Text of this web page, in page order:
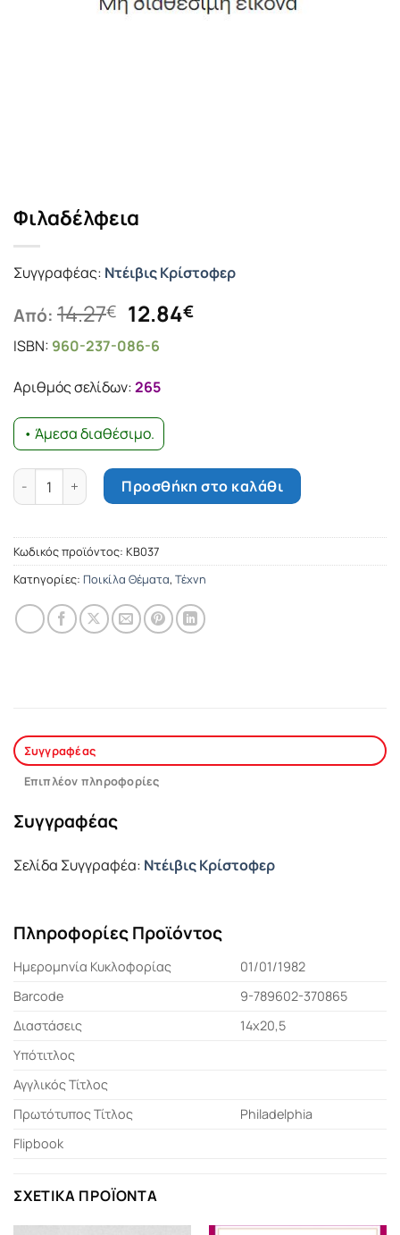
Φιλαδέλφεια
Συγγραφέας: Ντέιβις Κρίστοφερ
Από: 14.27€ Original
price
was:
14.27€.
12.84€Η
ISBN: 960-237-086-6
Αριθμός σελίδων:265
• Άμεσα διαθέσιμο.
Φιλαδέλφεια ποσότηταΠροσθήκη στο καλάθι
Κωδικός προϊόντος: ΚΒ037
Κατηγορίες: Ποικίλα Θέματα, Τέχνη
Συγγραφέας
Επιπλέον πληροφορίες
Συγγραφέας
Σελίδα Συγγραφέα: Ντέιβις Κρίστοφερ
Πληροφορίες Προϊόντος
Ημερομηνία Κυκλοφορίας
01/01/1982
Barcode
9-789602-370865
Διαστάσεις
14x20,5
Υπότιτλος
Αγγλικός Τίτλος
Πρωτότυπος Τίτλος
Philadelphia
Flipbook
ΣΧΕΤΙΚΆ ΠΡΟΪΌΝΤΑ